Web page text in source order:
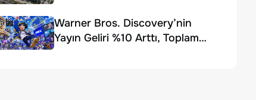
Warner Bros. Discovery’nin
Yayın Geliri %10 Arttı, Toplam